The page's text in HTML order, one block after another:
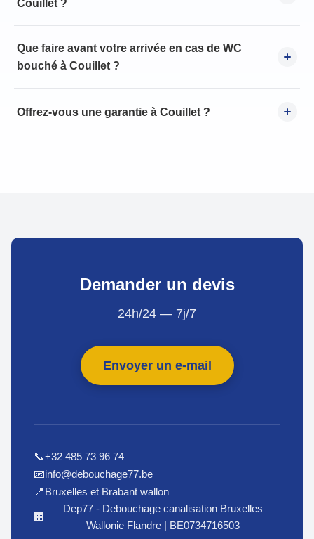
Couillet ?
Que faire avant votre arrivée en cas de WC
bouché à Couillet ?
Offrez-vous une garantie à Couillet ?
Demander un devis
24h/24 — 7j/7
Envoyer un e-mail
📞+32 485 73 96 74
📧info@debouchage77.be
📍Bruxelles et Brabant wallon
🏢
Dep77 - Debouchage canalisation Bruxelles
Wallonie Flandre | BE0734716503